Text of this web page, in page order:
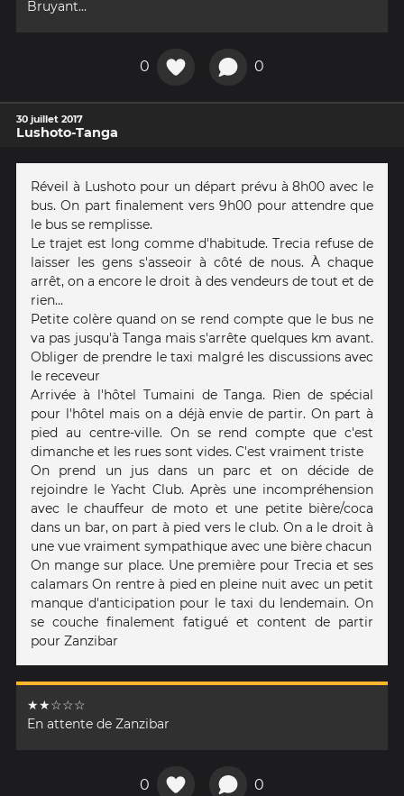
Bruyant...
0 0
30 juillet 2017
Lushoto-Tanga
Réveil à Lushoto pour un départ prévu à 8h00 avec le
bus. On part finalement vers 9h00 pour attendre que
le bus se remplisse.
Le trajet est long comme d'habitude. Trecia refuse de
laisser les gens s'asseoir à côté de nous. À chaque
arrêt, on a encore le droit à des vendeurs de tout et de
rien...
Petite colère quand on se rend compte que le bus ne
va pas jusqu'à Tanga mais s'arrête quelques km avant.
Obliger de prendre le taxi malgré les discussions avec
le receveur
Arrivée à l'hôtel Tumaini de Tanga. Rien de spécial
pour l'hôtel mais on a déjà envie de partir. On part à
pied au centre-ville. On se rend compte que c'est
dimanche et les rues sont vides. C'est vraiment triste
On prend un jus dans un parc et on décide de
rejoindre le Yacht Club. Après une incompréhension
avec le chauffeur de moto et une petite bière/coca
dans un bar, on part à pied vers le club. On a le droit à
une vue vraiment sympathique avec une bière chacun
On mange sur place. Une première pour Trecia et ses
calamars On rentre à pied en pleine nuit avec un petit
manque d'anticipation pour le taxi du lendemain. On
se couche finalement fatigué et content de partir
pour Zanzibar
★★☆☆☆
En attente de Zanzibar
0 0